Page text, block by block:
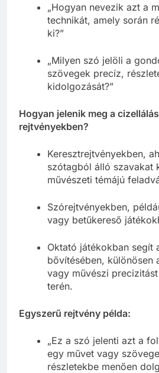
„Hogyan nevezik azt a
technikát, amely során
ki?”
„Milyen szó jelöli a
szövegek precíz,
kidolgozását?”
Hogyan jelenik meg a
rejtvényekben?
Keresztrejtvényekben,
szótagból álló szavakat
művészeti témájú
Szórejtvényekben,
vagy betűkereső
Oktató játékokban segít
bővítésében, különösen
vagy művészi
terén.
Egyszerű rejtvény példa:
„Ez a szó jelenti azt a
egy művet vagy
részletekbe menően